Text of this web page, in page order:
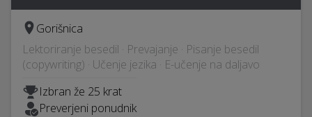
Gorišnica
Lektoriranje besedil · Prevajanje · Pisanje besedil
(copywriting) · Učenje jezika · E-učenje na daljavo
Izbran že 25 krat
Preverjeni ponudnik